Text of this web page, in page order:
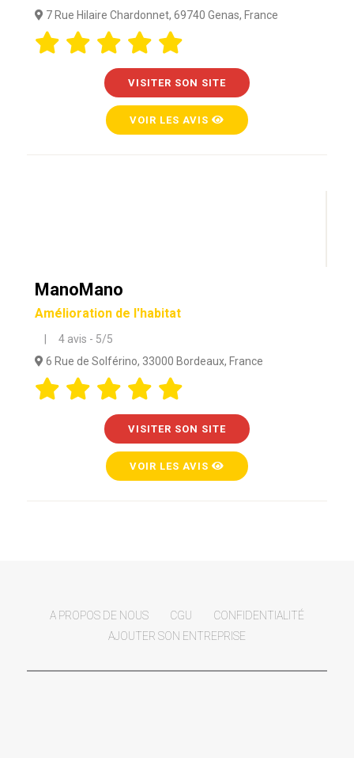
7 Rue Hilaire Chardonnet, 69740 Genas, France
VISITER SON SITE
VOIR LES AVIS
ManoMano
Amélioration de l'habitat
| 4 avis - 5/5
6 Rue de Solférino, 33000 Bordeaux, France
VISITER SON SITE
VOIR LES AVIS
A PROPOS DE NOUS CGU
CONFIDENTIALITÉ
AJOUTER SON ENTREPRISE